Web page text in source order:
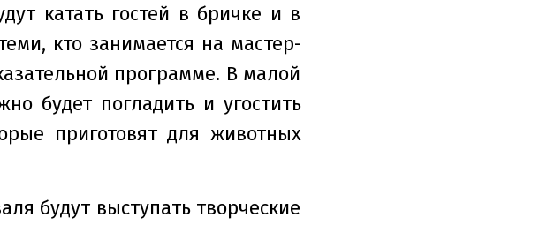
катать гостей в бричке и в
кто занимается на мастер-
программе. В малой
будет погладить и угостить
приготовят для животных
будут выступать творческие